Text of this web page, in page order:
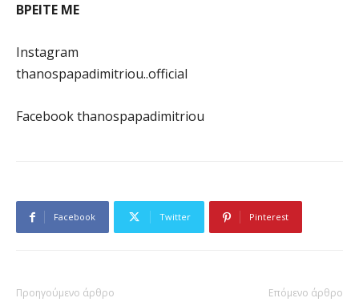
ΒΡΕΙΤΕ ΜΕ
Instagram
thanospapadimitriou..official
Facebook thanospapadimitriou
Facebook Twitter Pinterest
Προηγούμενο άρθρο Επόμενο άρθρο